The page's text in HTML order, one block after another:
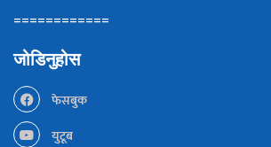
============
जोडिनुहोस
फेसबुक
युटूब